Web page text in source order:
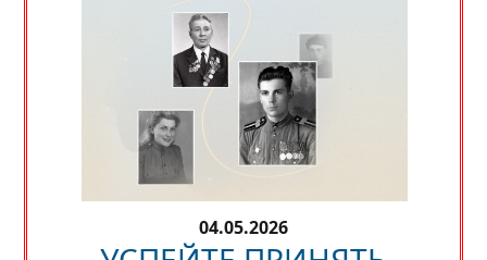
04.05.2026